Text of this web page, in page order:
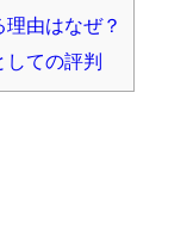
由はなぜ？
ての評判